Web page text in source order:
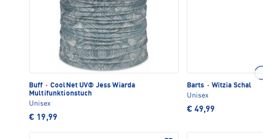
Buff · CoolNet UV® Jess Wiarda
Multifunktionstuch
Unisex
€ 19,99
Barts · Witzia Schal
Unisex
€ 49,99